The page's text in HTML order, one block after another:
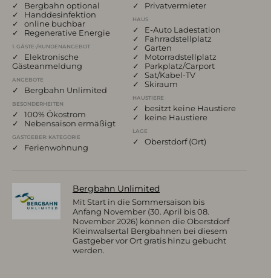
✓ Bergbahn optional
✓ Handdesinfektion
✓ online buchbar
✓ Regenerative Energie
1. GÄSTE-/KUNDENANGEBOT
✓ Elektronische
Gästeanmeldung
ANGEBOTE
✓ Bergbahn Unlimited
BESONDERHEITEN
✓ 100% Ökostrom
✓ Nebensaison ermäßigt
GASTGEBER: KATEGORIE
✓ Ferienwohnung
✓ Privatvermieter
HAUS
✓ E-Auto Ladestation
✓ Fahrradstellplatz
✓ Garten
✓ Motorradstellplatz
✓ Parkplatz/Carport
✓ Sat/Kabel-TV
✓ Skiraum
HAUSTIERE
✓ besitzt keine Haustiere
✓ keine Haustiere
LAGE
✓ Oberstdorf (Ort)
Bergbahn Unlimited
Mit Start in die Sommersaison bis
Anfang November (30. April bis 08.
November 2026) können die Oberstdorf
Kleinwalsertal Bergbahnen bei diesem
Gastgeber vor Ort gratis hinzu gebucht
werden.